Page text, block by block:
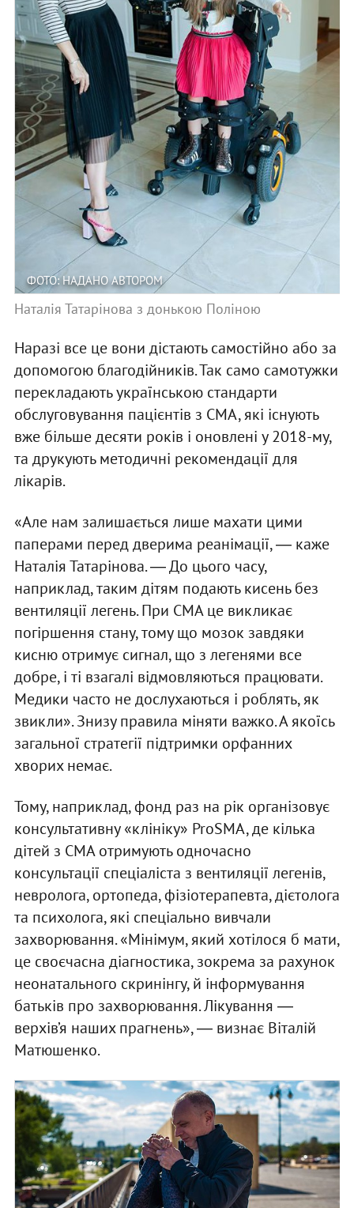
ФОТО: НАДАНО АВТОРОМ
Наталія Татарінова з донькою Поліною
Наразі все це вони дістають самостійно або за
допомогою благодійників. Так само самотужки
перекладають українською стандарти
обслуговування пацієнтів з СМА, які існують
вже більше десяти років і оновлені у 2018-му,
та друкують методичні рекомендації для
лікарів.
«Але нам залишається лише махати цими
паперами перед дверима реанімації, ― каже
Наталія Татарінова. ― До цього часу,
наприклад, таким дітям подають кисень без
вентиляції легень. При СМА це викликає
погіршення стану, тому що мозок завдяки
кисню отримує сигнал, що з легенями все
добре, і ті взагалі відмовляються працювати.
Медики часто не дослухаються і роблять, як
звикли». Знизу правила міняти важко. А якоїсь
загальної стратегії підтримки орфанних
хворих немає.
Тому, наприклад, фонд раз на рік організовує
консультативну «клініку» ProSMA, де кілька
дітей з СМА отримують одночасно
консультації спеціаліста з вентиляції легенів,
невролога, ортопеда, фізіотерапевта, дієтолога
та психолога, які спеціально вивчали
захворювання. «Мінімум, який хотілося б мати,
це своєчасна діагностика, зокрема за рахунок
неонатального скринінгу, й інформування
батьків про захворювання. Лікування ―
верхів’я наших прагнень», ― визнає Віталій
Матюшенко.